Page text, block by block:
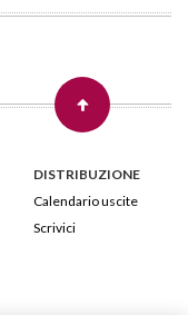
DISTRIBUZIONE
Calendario uscite
Scrivici